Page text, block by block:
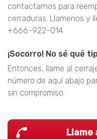
contactarnos para
cerraduras. Llamenos y
+666-922-014.
¡Socorro! No sé qué
Entonces, llame al
número de aquí abajo
sin compromiso.
Llame